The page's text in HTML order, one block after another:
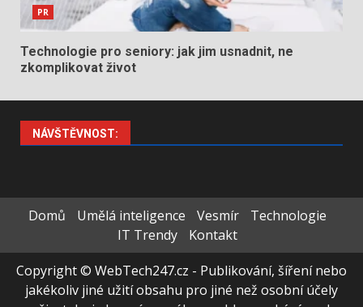
PR
Technologie pro seniory: jak jim usnadnit, ne
zkomplikovat život
NÁVŠTĚVNOST:
Domů Umělá inteligence Vesmír
Technologie
IT Trendy
Kontakt
Copyright © WebTech247.cz - Publikování, šíření nebo
jakékoliv jiné užití obsahu pro jiné než osobní účely